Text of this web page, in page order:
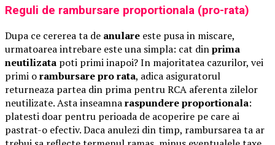
Reguli de rambursare proportionala (pro-rata)
Dupa ce cererea ta de anulare este pusa in miscare,
urmatoarea intrebare este una simpla: cat dinprima
neutilizata poti primi inapoi? In majoritatea cazurilor, vei
primi orambursare pro rata, adica asiguratorul
returneaza partea din prima pentru RCA aferenta zilelor
neutilizate. Asta inseamnaraspundere proportionala:
platesti doar pentru perioada de acoperire pe care ai
pastrat-o efectiv. Daca anulezi din timp, rambursarea ta ar